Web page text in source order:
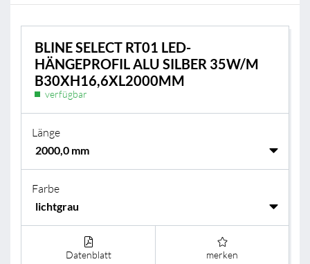
BLINE SELECT RT01 LED-
HÄNGEPROFIL ALU SILBER 35W/M
B30XH16,6XL2000MM
verfügbar
Länge
Farbe
Datenblatt merken